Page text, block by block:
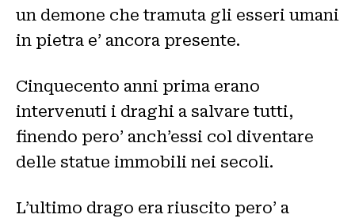
un demone che tramuta gli esseri umani
in pietra e’ ancora presente.
Cinquecento anni prima erano
intervenuti i draghi a salvare tutti,
finendo pero’ anch’essi col diventare
delle statue immobili nei secoli.
L’ultimo drago era riuscito pero’ a